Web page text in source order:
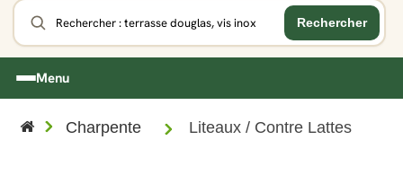
Menu
Charpente Liteaux / Contre Lattes